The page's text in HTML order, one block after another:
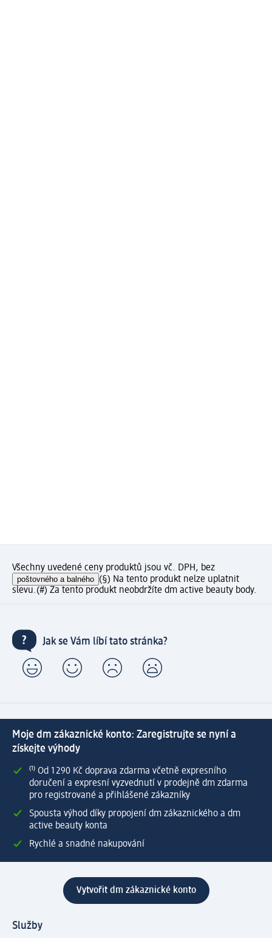
Všechny uvedené ceny produktů jsou vč. DPH, bez
poštovného a balného (§) Na tento produkt nelze uplatnit
slevu.(#) Za tento produkt neobdržíte dm active beauty body.
Jak se Vám líbí tato stránka?
Moje dm zákaznické konto: Zaregistrujte se nyní a
získejte výhody
⁽¹⁾ Od 1 290 Kč doprava zdarma včetně expresního
doručení a expresní vyzvednutí v prodejně dm zdarma
pro registrované a přihlášené zákazníky
Spousta výhod díky propojení dm zákaznického a dm
active beauty konta
Rychlé a snadné nakupování
Vytvořit dm zákaznické konto
Služby